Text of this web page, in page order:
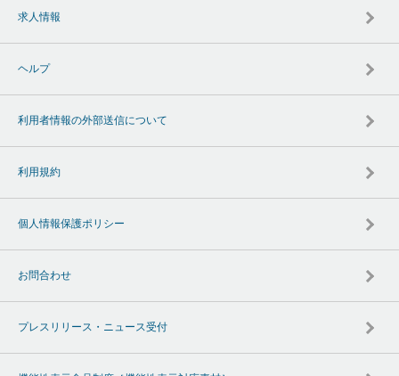
求人情報
ヘルプ
利用者情報の外部送信について
利用規約
個人情報保護ポリシー
お問合わせ
プレスリリース・ニュース受付